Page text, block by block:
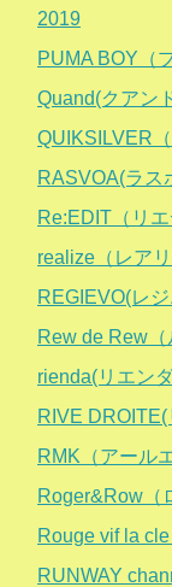
2019
PUMA BOY（
Quand(クアン
QUIKSILVER
RASVOA(ラス
Re:EDIT（リ
realize（レア
REGIEVO(レ
Rew de Rew
rienda(リエン
RIVE
RMK（アール
Roger&Row（
Rouge vif la
RUNWAY